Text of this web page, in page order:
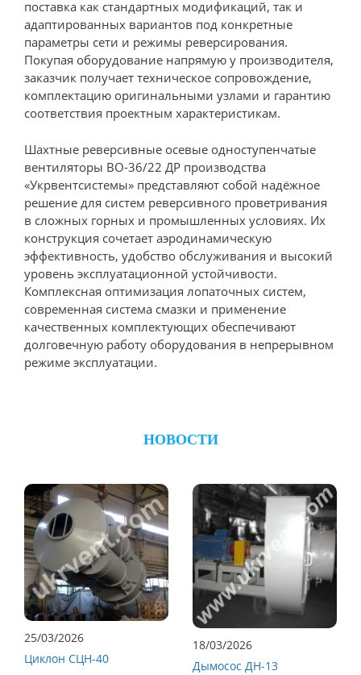
поставка как стандартных модификаций, так и
адаптированных вариантов под конкретные
параметры сети и режимы реверсирования.
Покупая оборудование напрямую у производителя,
заказчик получает техническое сопровождение,
комплектацию оригинальными узлами и гарантию
соответствия проектным характеристикам.
Шахтные реверсивные осевые одноступенчатые
вентиляторы ВО-36/22 ДР производства
«Укрвентсистемы» представляют собой надёжное
решение для систем реверсивного проветривания
в сложных горных и промышленных условиях. Их
конструкция сочетает аэродинамическую
эффективность, удобство обслуживания и высокий
уровень эксплуатационной устойчивости.
Комплексная оптимизация лопаточных систем,
современная система смазки и применение
качественных комплектующих обеспечивают
долговечную работу оборудования в непрерывном
режиме эксплуатации.
НОВОСТИ
25/03/2026
Циклон СЦН-40
18/03/2026
Дымосос ДН-13